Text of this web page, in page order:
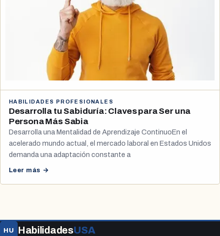
HABILIDADES PROFESIONALES
Desarrolla tu Sabiduría: Claves para Ser una
Persona Más Sabia
Desarrolla una Mentalidad de Aprendizaje ContinuoEn el
acelerado mundo actual, el mercado laboral en Estados Unidos
demanda una adaptación constante a
Leer más →
HU HabilidadesUSA